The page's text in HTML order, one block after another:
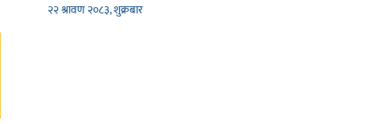
२२ श्रावण २०८३, शुक्रबार